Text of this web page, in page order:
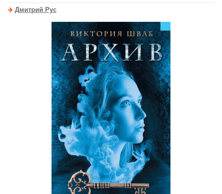
Дмитрий Рус